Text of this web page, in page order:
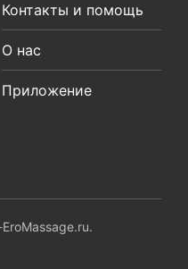
Контакты и помощь
О нас
Приложение